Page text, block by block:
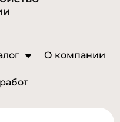
О компании